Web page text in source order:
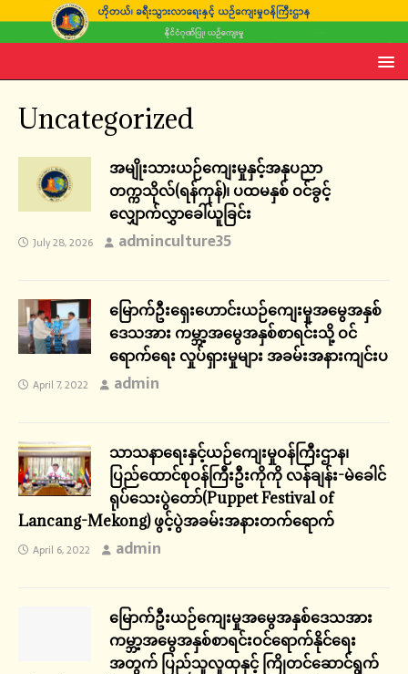
Uncategorized
အမျိုးသားယဉ်ကျေးမှုနှင့်အနုပညာ
တက္ကသိုလ်(ရန်ကုန်)၊ ပထမနှစ် ဝင်ခွင့်
လျှောက်လွှာခေါ်ယူခြင်း
July 28, 2026 adminculture35
မြောက်ဦးရှေးဟောင်းယဉ်ကျေးမှုအမွေအနှစ်
ဒေသအား ကမ္ဘာ့အမွေအနှစ်စာရင်းသို့ ဝင်
ရောက်ရေး လှုပ်ရှားမှုများ အခမ်းအနားကျင်းပ
April 7, 2022 admin
သာသနာရေးနှင့်ယဉ်ကျေးမှုဝန်ကြီးဌာန၊
ပြည်ထောင်စုဝန်ကြီးဦးကိုကို လန်ချန်း-မဲခေါင်
ရုပ်သေးပွဲတော်(Puppet Festival of
Lancang-Mekong) ဖွင့်ပွဲအခမ်းအနားတက်ရောက်
April 6, 2022 admin
မြောက်ဦးယဉ်ကျေးမှုအမွေအနှစ်ဒေသအား
ကမ္ဘာ့အမွေအနှစ်စာရင်းဝင်ရောက်နိုင်ရေး
အတွက် ပြည်သူလူထုနှင့် ကြိုတင်ဆောင်ရွက်